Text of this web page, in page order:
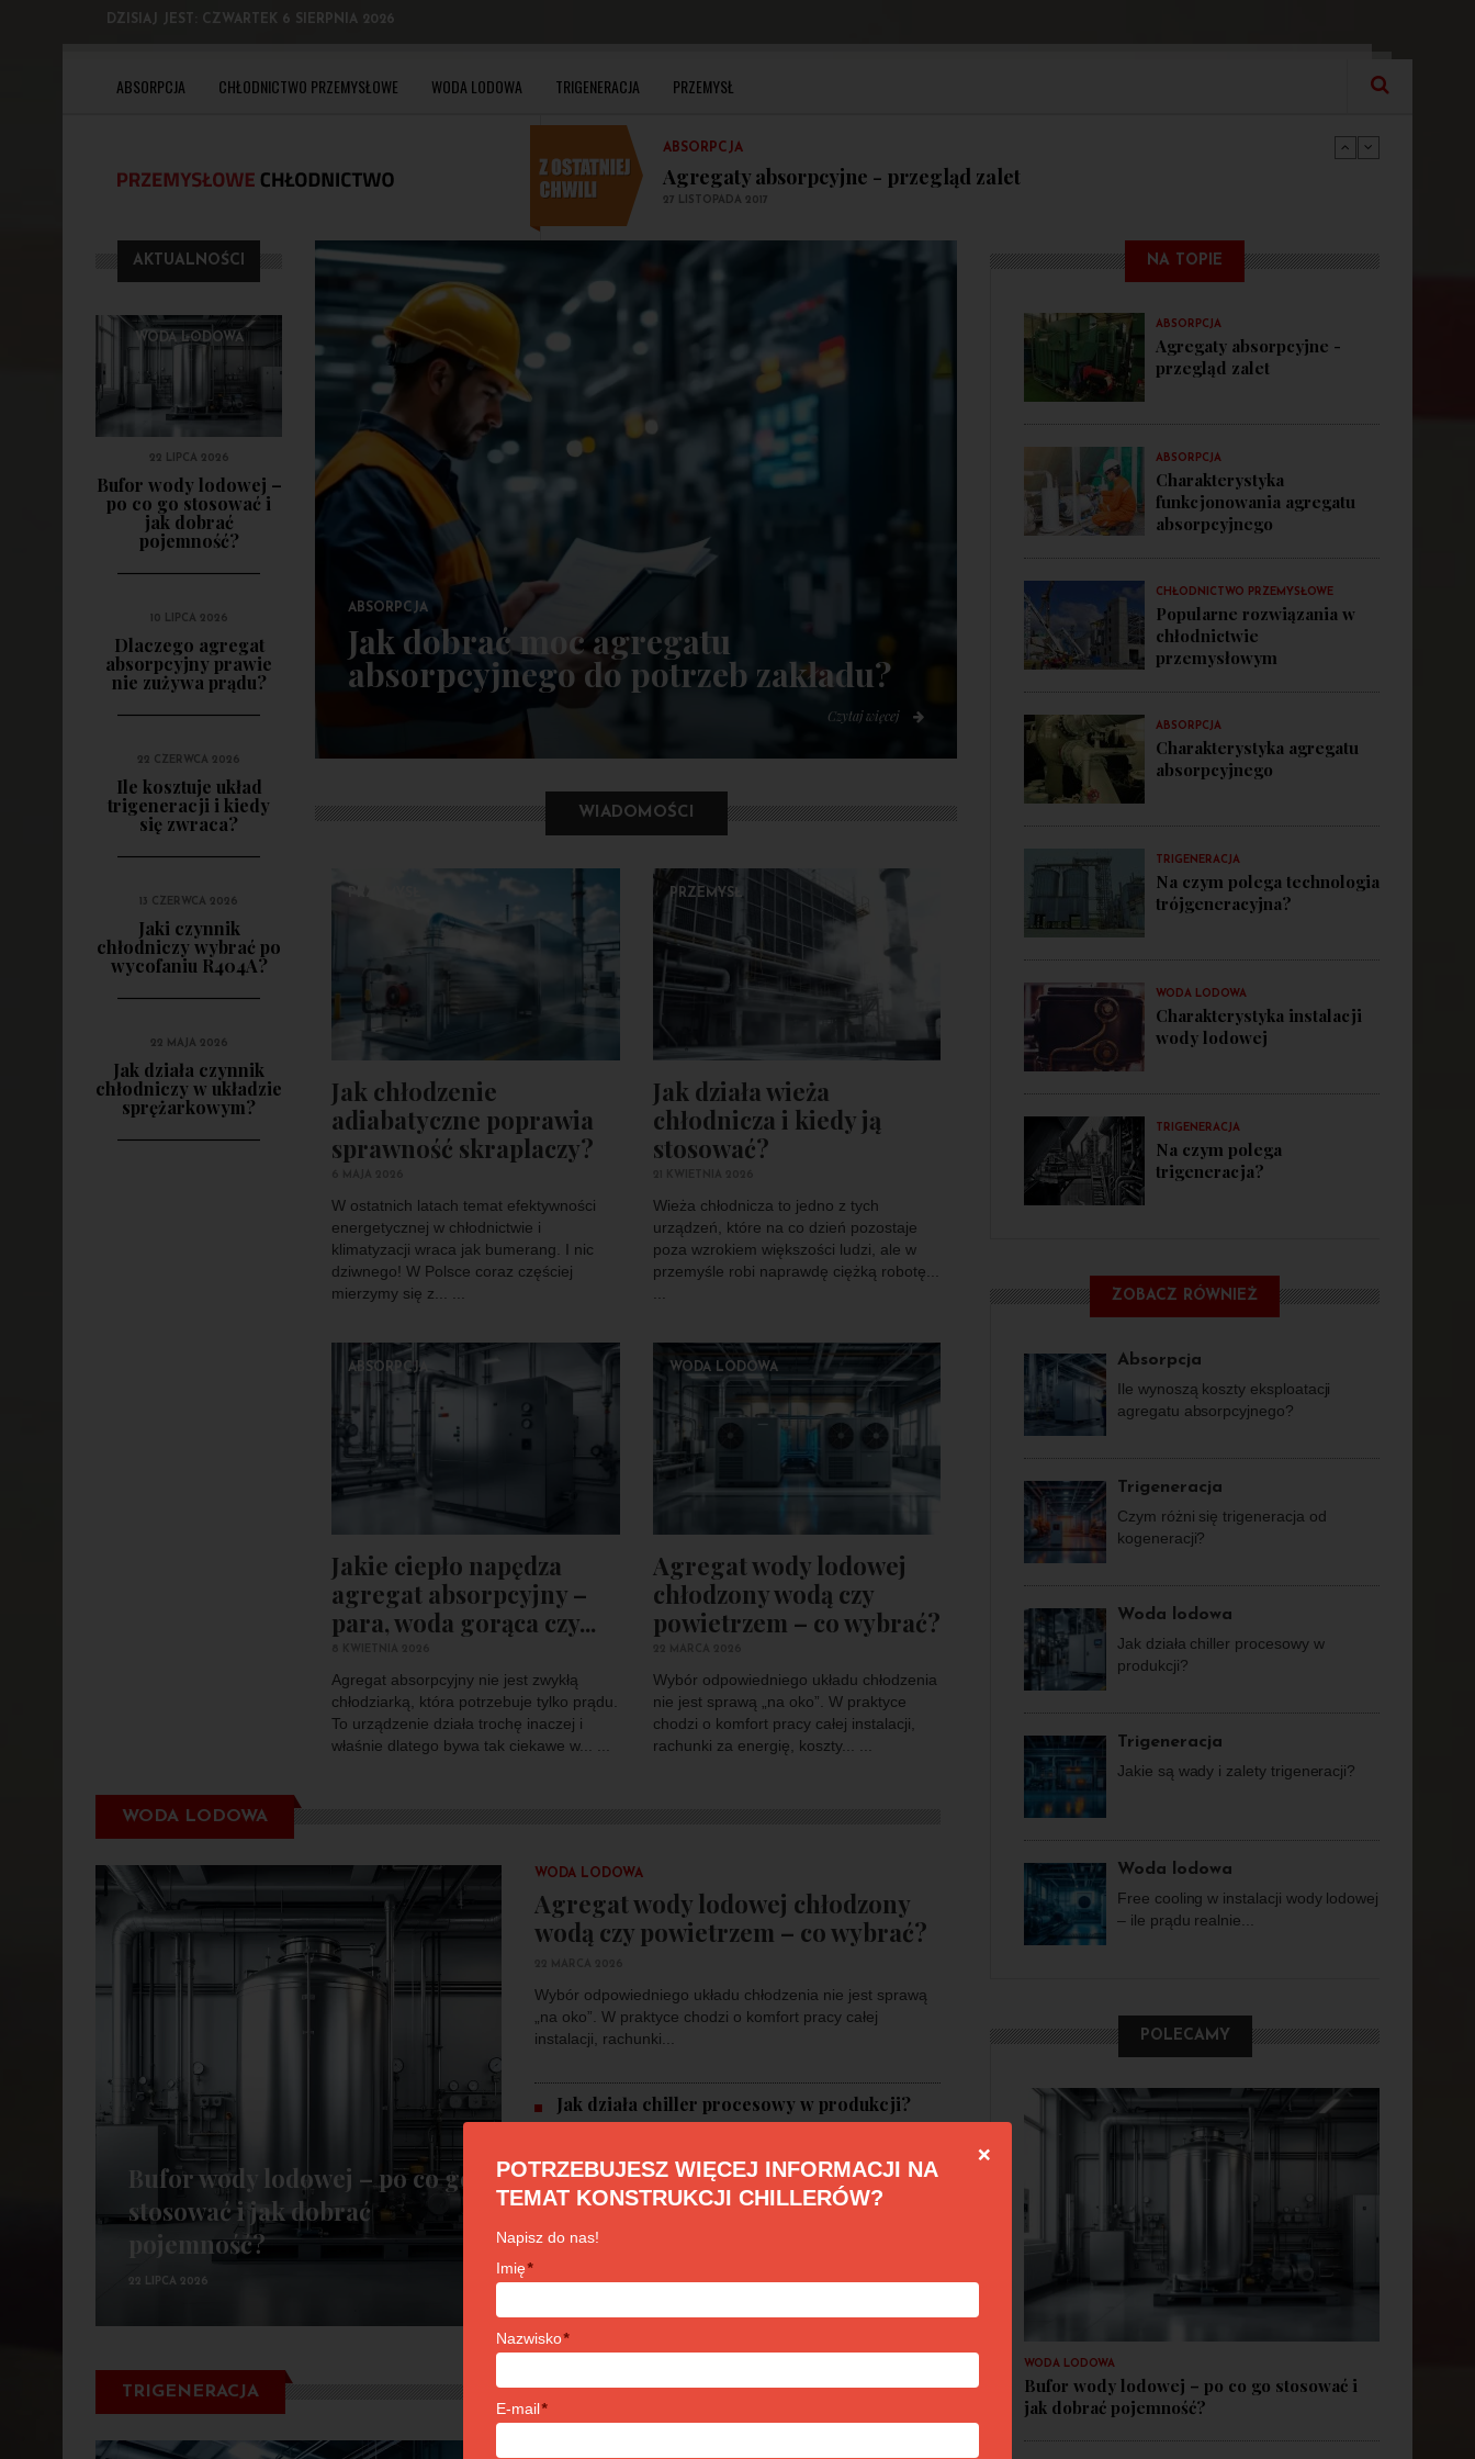
DZISIAJ JEST: CZWARTEK 6 SIERPNIA 2026
ABSORPCJA CHŁODNICTWO PRZEMYSŁOWE WODA LODOWA TRIGENERACJA PRZEMYSŁ
Agregaty absorpcyjne - przegląd zalet
ABSORPCJA
Charakterystyka funkcjonowania agregatu absorpcyjnego
29 LISTOPADA 2017
Popularne rozwiązania w chłodnictwie przemysłowym
Agregaty absorpcyjne - przegląd zalet
AKTUALNOŚCI
WODA LODOWA
22 LIPCA 2026
Bufor wody lodowej –
po co go stosować i
jak dobrać
pojemność?
10 LIPCA 2026
Dlaczego agregat
absorpcyjny prawie
nie zużywa prądu?
22 CZERWCA 2026
Ile kosztuje układ
trigeneracji i kiedy
się zwraca?
13 CZERWCA 2026
Jaki czynnik
chłodniczy wybrać po
wycofaniu R404A?
22 MAJA 2026
Jak działa czynnik
chłodniczy w układzie
sprężarkowym?
ABSORPCJA
Jak dobrać moc agregatu
absorpcyjnego do potrzeb zakładu?
Czytaj więcej
WIADOMOŚCI
Jak chłodzenie
adiabatyczne poprawia
sprawność skraplaczy?
W ostatnich latach temat efektywności
energetycznej w chłodnictwie i
klimatyzacji wraca jak bumerang. I nic
dziwnego! W Polsce coraz częściej
mierzymy się z... ...
PRZEMYSŁ
Jak działa wieża
chłodnicza i kiedy ją
stosować?
Wieża chłodnicza to jedno z tych
urządzeń, które na co dzień pozostaje
poza wzrokiem większości ludzi, ale w
przemyśle robi naprawdę ciężką robotę...
ABSORPCJA
Jakie ciepło napędza
agregat absorpcyjny –
para, woda gorąca czy...
Agregat absorpcyjny nie jest zwykłą
chłodziarką, która potrzebuje tylko prądu.
To urządzenie działa trochę inaczej i
właśnie dlatego bywa tak ciekawe w... ...
WODA LODOWA
Agregat wody lodowej
chłodzony wodą czy
powietrzem – co wybrać?
Wybór odpowiedniego układu chłodzenia
nie jest sprawą „na oko”. W praktyce
chodzi o komfort pracy całej instalacji,
rachunki za energię, koszty... ...
WODA LODOWA
Bufor wody lodowej – po co go
stosować i jak dobrać
pojemność?
22 LIPCA 2026
WODA LODOWA
Agregat wody lodowej chłodzony
wodą czy powietrzem – co wybrać?
Wybór odpowiedniego układu chłodzenia nie jest sprawą
„na oko”. W praktyce chodzi o komfort pracy całej
instalacji, rachunki...
Jak działa chiller procesowy w produkcji?
prądu realnie...
Ile kosztuje agregat wody lodowej i od czego
TRIGENERACJA
NA TOPIE
ABSORPCJA
Agregaty absorpcyjne -
przegląd zalet
ABSORPCJA
Charakterystyka
funkcjonowania agregatu
absorpcyjnego
CHŁODNICTWO PRZEMYSŁOWE
Popularne rozwiązania w
chłodnictwie
przemysłowym
ABSORPCJA
Charakterystyka agregatu
absorpcyjnego
TRIGENERACJA
Na czym polega technologia
trójgeneracyjna?
WODA LODOWA
Charakterystyka instalacji
wody lodowej
TRIGENERACJA
Na czym polega
trigeneracja?
ZOBACZ RÓWNIEŻ
Absorpcja
Ile wynoszą koszty eksploatacji
agregatu absorpcyjnego?
Trigeneracja
Czym różni się trigeneracja od
kogeneracji?
Woda lodowa
Jak działa chiller procesowy w
produkcji?
Trigeneracja
Jakie są wady i zalety trigeneracji?
Woda lodowa
Free cooling w instalacji wody lodowej
– ile prądu realnie...
POLECAMY
WODA LODOWA
Bufor wody lodowej – po co go stosować i
jak dobrać pojemność?
❌
POTRZEBUJESZ WIĘCEJ INFORMACJI NA
TEMAT KONSTRUKCJI CHILLERÓW?
Napisz do nas!
Imię*
Nazwisko*
E-mail*